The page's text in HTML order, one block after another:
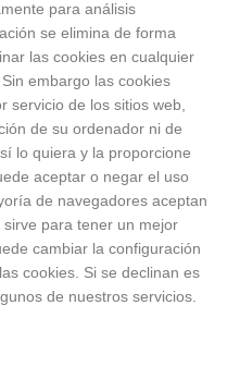
para análisis
se elimina de forma
las cookies en cualquier
embargo las cookies
servicio de los sitios web,
de su ordenador ni de
lo quiera y la proporcione
aceptar o negar el uso
de navegadores aceptan
para tener un mejor
cambiar la configuración
cookies. Si se declinan es
de nuestros servicios.